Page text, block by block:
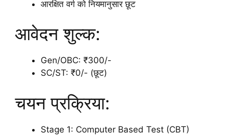
आरक्षित वर्ग को नियमानुसार छूट
आवेदन शुल्क:
Gen/OBC: ₹300/-
SC/ST: ₹0/- (छूट)
चयन प्रक्रिया:
Stage 1: Computer Based Test (CBT)